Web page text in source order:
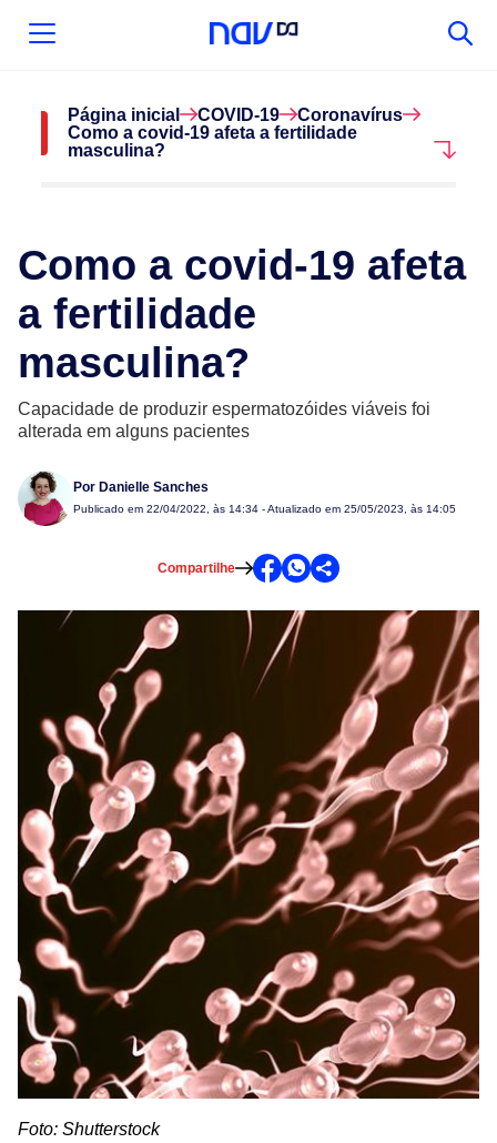
Página inicial COVID-19
Coronavírus
Como a covid-19 afeta a fertilidade
masculina?
Como a covid-19 afeta
a fertilidade
masculina?
Capacidade de produzir espermatozóides viáveis foi
alterada em alguns pacientes
Por Danielle Sanches
Publicado em 22/04/2022, às 14:34 - Atualizado em 25/05/2023, às 14:05
Compartilhe
Foto: Shutterstock